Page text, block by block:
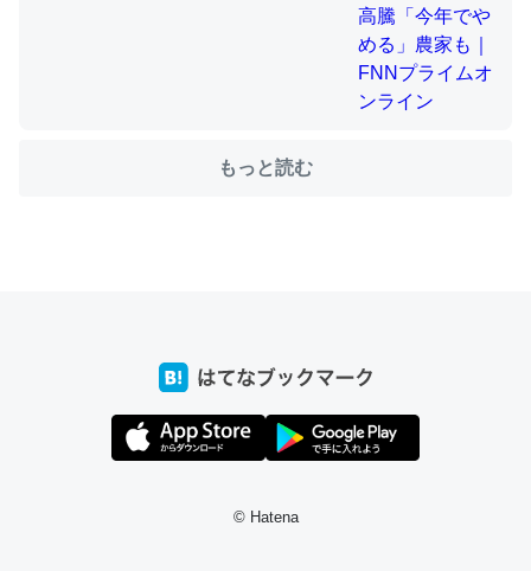
とかSpotifyを支払う孝行もできる。一生で親と会える残
私も3年前ぐらいに祖母の家に設置した。ポケットWifiみ
たいなのでネット環境作ったけどAlexaしか使わないので
https://toyoshi.hatenablog.com/entry/2019/05/15/1805
もっと読む
© Hatena